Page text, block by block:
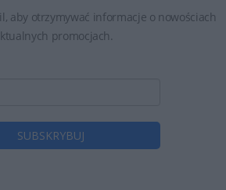
aby otrzymywać informacje o nowościach
promocjach.